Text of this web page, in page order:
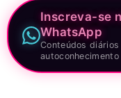
Inscreva-se
WhatsApp
Conteúdos
autoconhecimento